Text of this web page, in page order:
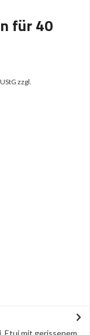
für 40
zzgl.
Etui mit gerissenem